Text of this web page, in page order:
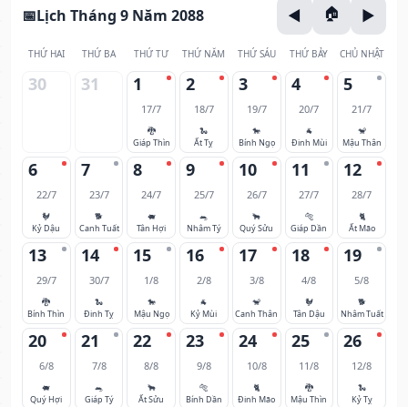
Lịch Tháng 9 Năm 2088
THỨ HAI THỨ BA THỨ TƯ THỨ NĂM THỨ SÁU THỨ BẢY CHỦ NHẬT
30 31 1
17/7
🐉
Giáp Thìn
2
18/7
🐍
Ất Tỵ
3
19/7
🐎
Bính Ngọ
4
20/7
🐐
Đinh Mùi
5
21/7
🐒
Mậu Thân
6
22/7
🐓
Kỷ Dậu
7
23/7
🐕
Canh Tuất
8
24/7
🐖
Tân Hợi
9
25/7
🐀
Nhâm Tý
10
26/7
🐂
Quý Sửu
11
27/7
🐅
Giáp Dần
12
28/7
🐈
Ất Mão
13
29/7
🐉
Bính Thìn
14
30/7
🐍
Đinh Tỵ
15
1/8
🐎
Mậu Ngọ
16
2/8
🐐
Kỷ Mùi
17
3/8
🐒
Canh Thân
18
4/8
🐓
Tân Dậu
19
5/8
🐕
Nhâm Tuất
20
6/8
🐖
Quý Hợi
21
7/8
🐀
Giáp Tý
22
8/8
🐂
Ất Sửu
23
9/8
🐅
Bính Dần
24
10/8
🐈
Đinh Mão
25
11/8
🐉
Mậu Thìn
26
12/8
🐍
Kỷ Tỵ